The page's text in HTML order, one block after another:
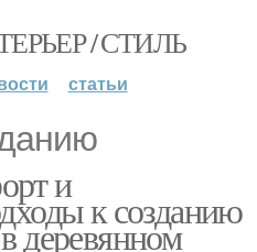
/ СТИЛЬ
статьи
и
к созданию
деревянном